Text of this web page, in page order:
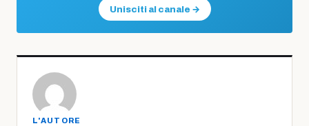
Unisciti al canale →
L'AUTORE